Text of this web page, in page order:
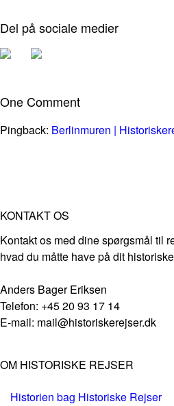
Del på sociale medier
One Comment
Pingback: Berlinmuren |
KONTAKT OS
Kontakt os med dine spørgsmål til
hvad du måtte have på dit
Anders Bager Eriksen
Telefon: +45 20 93 17 14
E-mail: mail@historiskerejser.dk
OM HISTORISKE REJSER
Historien bag Historiske Rejser